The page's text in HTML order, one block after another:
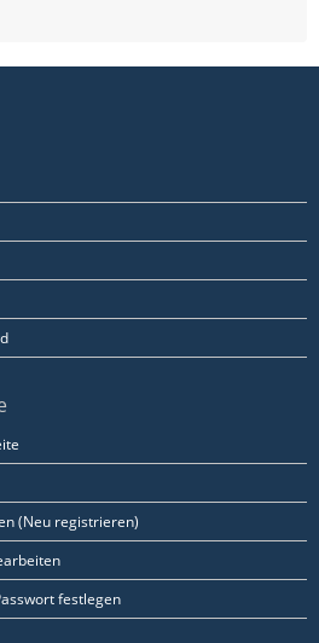
(Neu registrieren)
festlegen